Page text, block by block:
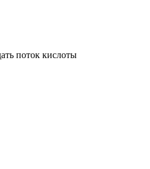
поток кислоты